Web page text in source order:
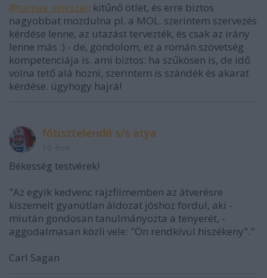
@tamas_szikszai: kitűnő ötlet, és erre biztos
nagyobbat mozdulna pl. a MOL. szerintem szervezés
kérdése lenne, az utazást tervezték, és csak az irány
lenne más :) - de, gondolom, ez a román szövetség
kompetenciája is. ami biztos: ha szűkösen is, de idő
volna tető alá hozni, szerintem is szándék és akarat
kérdése. úgyhogy hajrá!
főtisztelendő s/s atya
Békesség testvérek!
"Az egyik kedvenc rajzfilmemben az átverésre
kiszemelt gyanútlan áldozat jóshoz fordul, aki -
miután gondosan tanulmányozta a tenyerét, -
aggodalmasan közli vele: "Ön rendkívül hiszékeny"."
Carl Sagan